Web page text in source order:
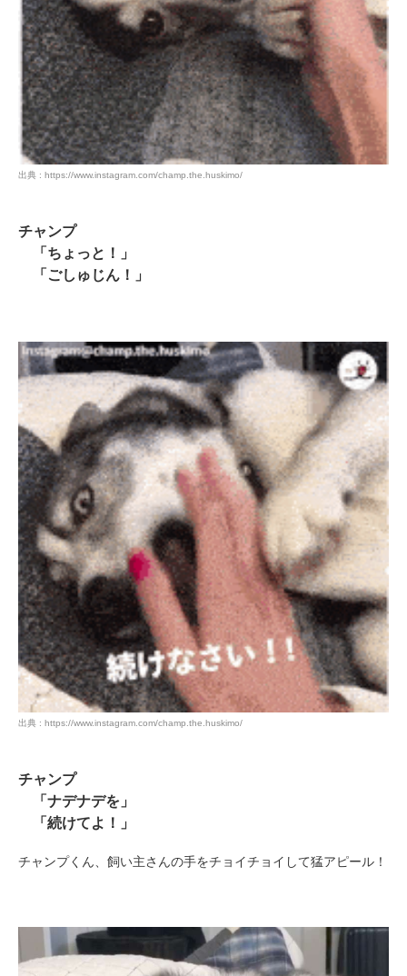
出典 : https://www.instagram.com/champ.the.huskimo/
チャンプ
「ちょっと！」
「ごしゅじん！」
出典 : https://www.instagram.com/champ.the.huskimo/
チャンプ
「ナデナデを」
「続けてよ！」
チャンプくん、飼い主さんの手をチョイチョイして猛アピール！
pecodogs
pecocats